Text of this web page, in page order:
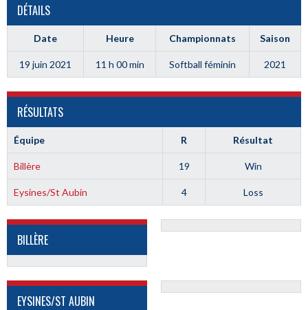
DÉTAILS
Date Heure Championnats Saison
19 juin 2021 11 h 00 min Softball féminin 2021
RÉSULTATS
Équipe R Résultat
Billère 19 Win
Eysines/St Aubin 4 Loss
BILLÈRE
EYSINES/ST AUBIN